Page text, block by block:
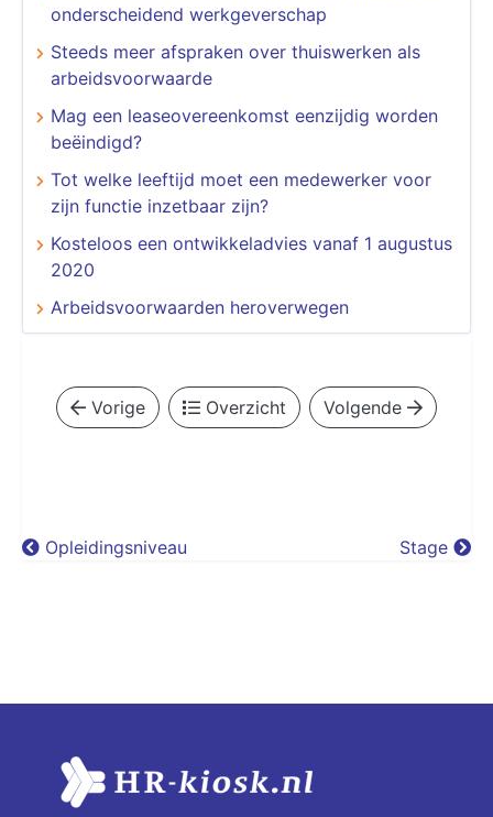
onderscheidend werkgeverschap
Steeds meer afspraken over thuiswerken als
arbeidsvoorwaarde
Mag een leaseovereenkomst eenzijdig worden
beëindigd?
Tot welke leeftijd moet een medewerker voor
zijn functie inzetbaar zijn?
Kosteloos een ontwikkeladvies vanaf 1 augustus
2020
Arbeidsvoorwaarden heroverwegen
Vorige Overzicht Volgende
Opleidingsniveau Stage